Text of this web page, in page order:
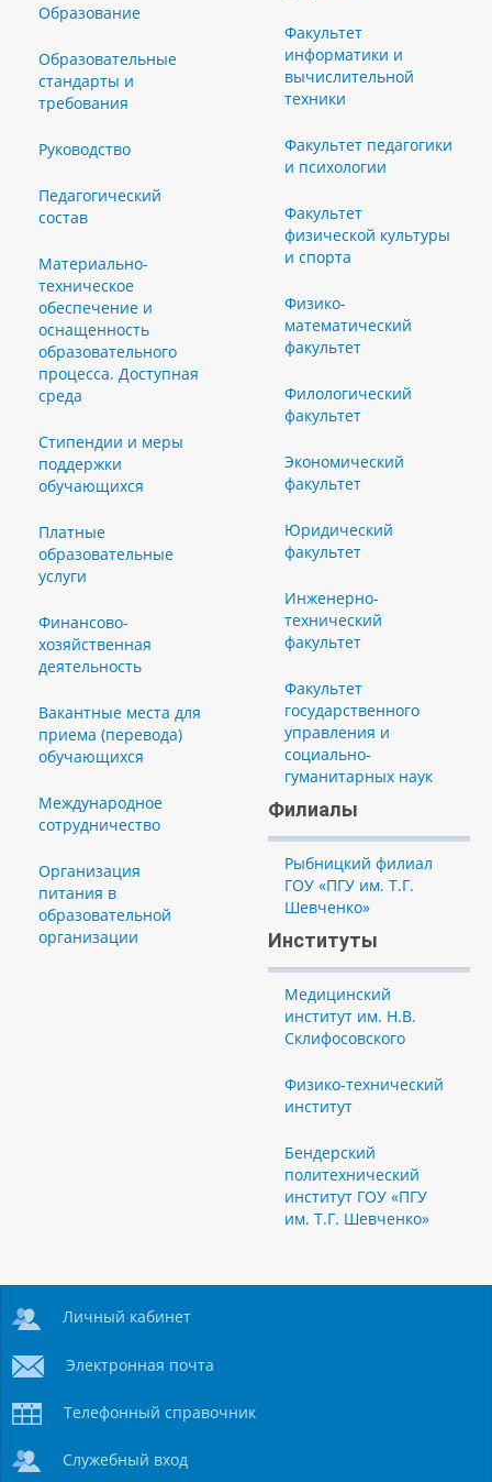
Образование
Образовательные
стандарты и
требования
Руководство
Педагогический
состав
Материально-
техническое
обеспечение и
оснащенность
образовательного
процесса. Доступная
среда
Стипендии и меры
поддержки
обучающихся
Платные
образовательные
услуги
Финансово-
хозяйственная
деятельность
Вакантные места для
приема (перевода)
обучающихся
Международное
сотрудничество
Организация
питания в
образовательной
организации
Факультет
информатики и
вычислительной
техники
Факультет педагогики
и психологии
Факультет
физической культуры
и спорта
Физико-
математический
факультет
Филологический
факультет
Экономический
факультет
Юридический
факультет
Инженерно-
технический
факультет
Факультет
государственного
управления и
социально-
гуманитарных наук
Филиалы
Рыбницкий филиал
ГОУ «ПГУ им. Т.Г.
Шевченко»
Институты
Медицинский
институт им. Н.В.
Склифосовского
Физико-технический
институт
Бендерский
политехнический
институт ГОУ «ПГУ
им. Т.Г. Шевченко»
Личный кабинет
Электронная почта
Телефонный справочник
Служебный вход